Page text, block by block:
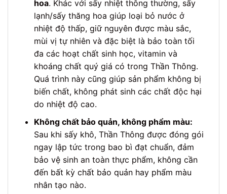
hoa. Khác với sấy nhiệt thông thường, sấy
lạnh/sấy thăng hoa giúp loại bỏ nước ở
nhiệt độ thấp, giữ nguyên được màu sắc,
mùi vị tự nhiên và đặc biệt là bảo toàn tối
đa các hoạt chất sinh học, vitamin và
khoáng chất quý giá có trong Thần Thông.
Quá trình này cũng giúp sản phẩm không bị
biến chất, không phát sinh các chất độc hại
do nhiệt độ cao.
Không chất bảo quản, không phẩm màu:
Sau khi sấy khô, Thần Thông được đóng gói
ngay lập tức trong bao bì đạt chuẩn, đảm
bảo vệ sinh an toàn thực phẩm, không cần
đến bất kỳ chất bảo quản hay phẩm màu
nhân tạo nào.